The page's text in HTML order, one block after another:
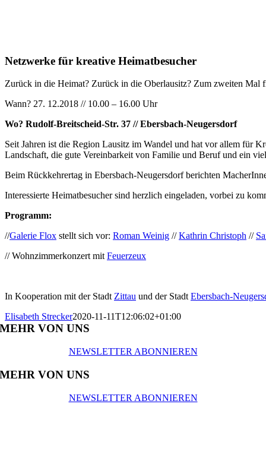
Netzwerke für kreative Heimatbesucher
Zurück in die Heimat? Zurück in die Oberlausitz? Zum zweiten Mal
Wann? 27. 12.2018 // 10.00 – 16.00 Uhr
Wo? Rudolf-Breitscheid-Str. 37 // Ebersbach-Neugersdorf
Seit Jahren ist die Region Lausitz im Wandel und hat vor allem für
Landschaft, die gute Vereinbarkeit von Familie und Beruf und ein
Beim Rückkehrertag in Ebersbach-Neugersdorf berichten
Interessierte Heimatbesucher sind herzlich eingeladen, vorbei zu
Programm:
//Galerie Flox stellt sich vor: Roman Weinig //Kathrin Christoph //
// Wohnzimmerkonzert mitFeuerzeux
In Kooperation mit der StadtZittau und der StadtEbersbach-
Elisabeth Strecker2020-11-11T12:06:02+01:00
MEHR VON UNS
NEWSLETTER ABONNIEREN
MEHR VON UNS
NEWSLETTER ABONNIEREN